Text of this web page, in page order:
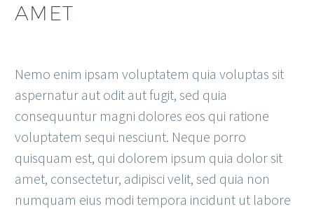
AMET
Nemo enim ipsam voluptatem quia voluptas sit
aspernatur aut odit aut fugit, sed quia
consequuntur magni dolores eos qui ratione
voluptatem sequi nesciunt. Neque porro
quisquam est, qui dolorem ipsum quia dolor sit
amet, consectetur, adipisci velit, sed quia non
numquam eius modi tempora incidunt ut labore